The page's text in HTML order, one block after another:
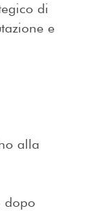
di
e
alla
dopo